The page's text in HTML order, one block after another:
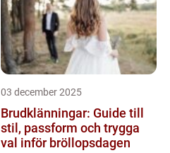
03 december 2025
Brudklänningar: Guide till
stil, passform och trygga
val inför bröllopsdagen